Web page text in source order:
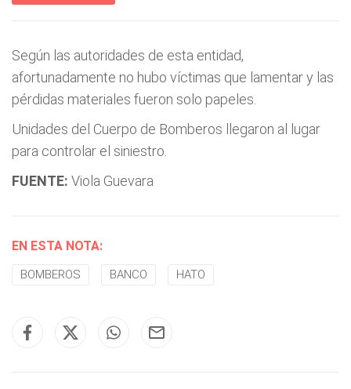
Según las autoridades de esta entidad,
afortunadamente no hubo víctimas que lamentar y las
pérdidas materiales fueron solo papeles.
Unidades del Cuerpo de Bomberos llegaron al lugar
para controlar el siniestro.
FUENTE: Viola Guevara
EN ESTA NOTA:
BOMBEROS BANCO HATO